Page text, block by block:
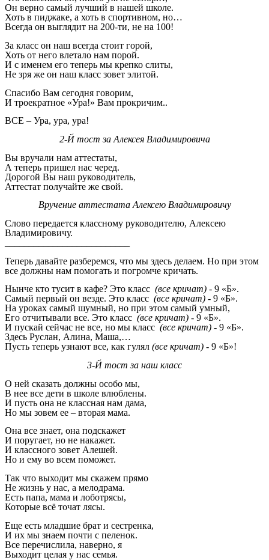
Он верно самый лучший в нашей школе.
Хоть в пиджаке, а хоть в спортивном, но…
Всегда он выглядит на 200-ти, не на 100!
За класс он наш всегда стоит горой,
Хоть от него влетало нам порой.
И с именем его теперь мы крепко слиты,
Не зря же он наш класс зовет элитой.
Спасибо Вам сегодня говорим,
И троекратное «Ура!» Вам прокричим..
ВСЕ – Ура, ура, ура!
2-Й тост за Алексея Владимировича
Вы вручали нам аттестаты,
А теперь пришел нас черед.
Дорогой Вы наш руководитель,
Аттестат получайте же свой.
Вручение аттестата Алексею Владимировичу
Слово передается классному руководителю, Алексею
Владимировичу.
Теперь давайте разберемся, что мы здесь делаем. Но при этом
все должны нам помогать и погромче кричать.
Нынче кто тусит в кафе? Это класс (все кричат) - 9 «Б».
Самый первый он везде. Это класс (все кричат) - 9 «Б».
На уроках самый шумный, но при этом самый умный,
Его отчитывали все. Это класс (все кричат) - 9 «Б».
И пускай сейчас не все, но мы класс (все кричат) - 9 «Б».
Здесь Руслан, Алина, Маша,…
Пусть теперь узнают все, как гулял (все кричат) - 9 «Б»!
3-Й тост за наш класс
О ней сказать должны особо мы,
В нее все дети в школе влюблены.
И пусть она не классная нам дама,
Но мы зовем ее – вторая мама.
Она все знает, она подскажет
И поругает, но не накажет.
И классного зовет Алешей.
Но и ему во всем поможет.
Так что выходит мы скажем прямо
Не жизнь у нас, а мелодрама.
Есть папа, мама и лоботрясы,
Которые всё точат лясы.
Еще есть младшие брат и сестренка,
И их мы знаем почти с пеленок.
Все перечислила, наверно, я
Выходит целая у нас семья.